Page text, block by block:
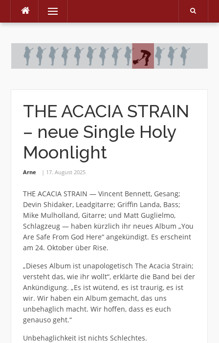
Skip
Menu
THE ACACIA STRAIN
– neue Single Holy
Moonlight
Arne 17. August 2025
THE ACACIA STRAIN — Vincent Bennett, Gesang;
Devin Shidaker, Leadgitarre; Griffin Landa, Bass;
Mike Mulholland, Gitarre; und Matt Guglielmo,
Schlagzeug — haben kürzlich ihr neues Album „You
Are Safe From God Here“ angekündigt. Es erscheint
am 24. Oktober über Rise.
„Dieses Album ist unapologetisch The Acacia Strain;
versteht das, wie ihr wollt“, erklärte die Band bei der
Ankündigung. „Es ist wütend, es ist traurig, es ist
wir. Wir haben ein Album gemacht, das uns
unbehaglich macht. Wir hoffen, dass es euch
genauso geht.“
Unbehaglichkeit ist nichts Schlechtes.